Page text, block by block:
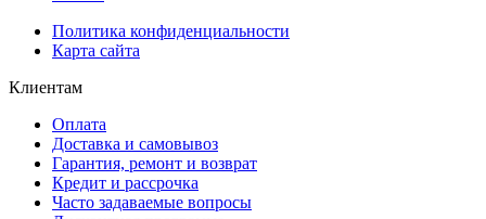
Политика конфиденциальности
Карта сайта
Клиентам
Оплата
Доставка и самовывоз
Гарантия, ремонт и возврат
Кредит и рассрочка
Часто задаваемые вопросы